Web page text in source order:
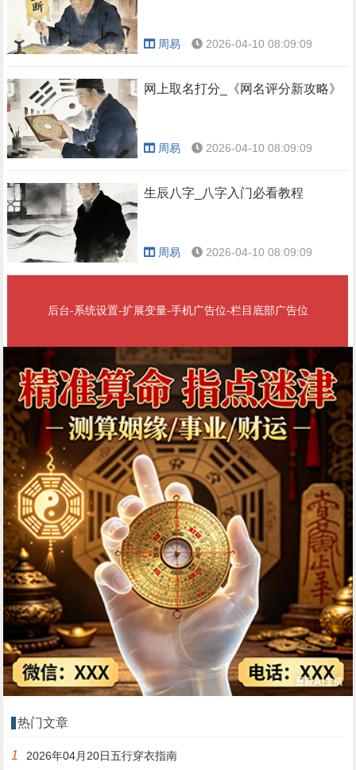
周易 2026-04-10 08:09:09
网上取名打分_《网名评分新攻略》
周易 2026-04-10 08:09:09
生辰八字_八字入门必看教程
周易 2026-04-10 08:09:09
后台-系统设置-扩展变量-手机广告位-栏目底部广告位
热门文章
1 2026年04月20日五行穿衣指南